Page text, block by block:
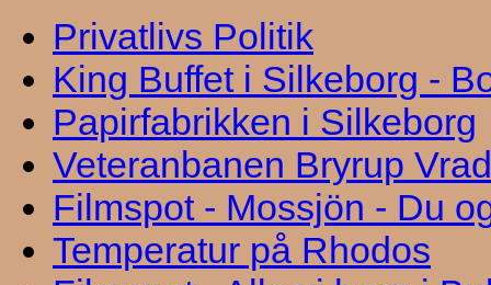
Privatlivs Politik
King Buffet i Silkeborg -
Papirfabrikken i Silkeborg
Veteranbanen Bryrup
Filmspot - Mossjön - Du
Temperatur på Rhodos